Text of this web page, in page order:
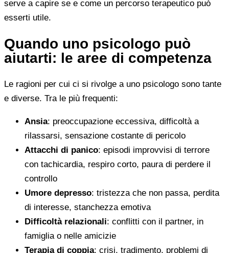
serve a capire se e come un percorso terapeutico può
esserti utile.
Quando uno psicologo può
aiutarti: le aree di competenza
Le ragioni per cui ci si rivolge a uno psicologo sono tante
e diverse. Tra le più frequenti:
Ansia: preoccupazione eccessiva, difficoltà a
rilassarsi, sensazione costante di pericolo
Attacchi di panico: episodi improvvisi di terrore
con tachicardia, respiro corto, paura di perdere il
controllo
Umore depresso: tristezza che non passa, perdita
di interesse, stanchezza emotiva
Difficoltà relazionali: conflitti con il partner, in
famiglia o nelle amicizie
Terapia di coppia: crisi, tradimento, problemi di